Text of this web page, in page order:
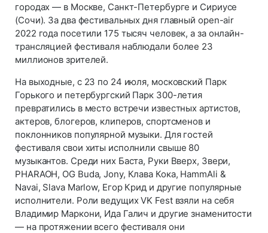
городах — в Москве, Санкт-Петербурге и Сириусе
(Сочи). За два фестивальных дня главный open-air
2022 года посетили 175 тысяч человек, а за онлайн-
трансляцией фестиваля наблюдали более 23
миллионов зрителей.
На выходные, с 23 по 24 июля, московский Парк
Горького и петербургский Парк 300-летия
превратились в место встречи известных артистов,
актеров, блогеров, клиперов, спортсменов и
поклонников популярной музыки. Для гостей
фестиваля свои хиты исполнили свыше 80
музыкантов. Среди них Баста, Руки Вверх, Звери,
PHARAOH, OG Buda, Jony, Клава Кока, HammAli &
Navai, Slava Marlow, Егор Крид и другие популярные
исполнители. Роли ведущих VK Fest взяли на себя
Владимир Маркони, Ида Галич и другие знаменитости
— на протяжении всего фестиваля они